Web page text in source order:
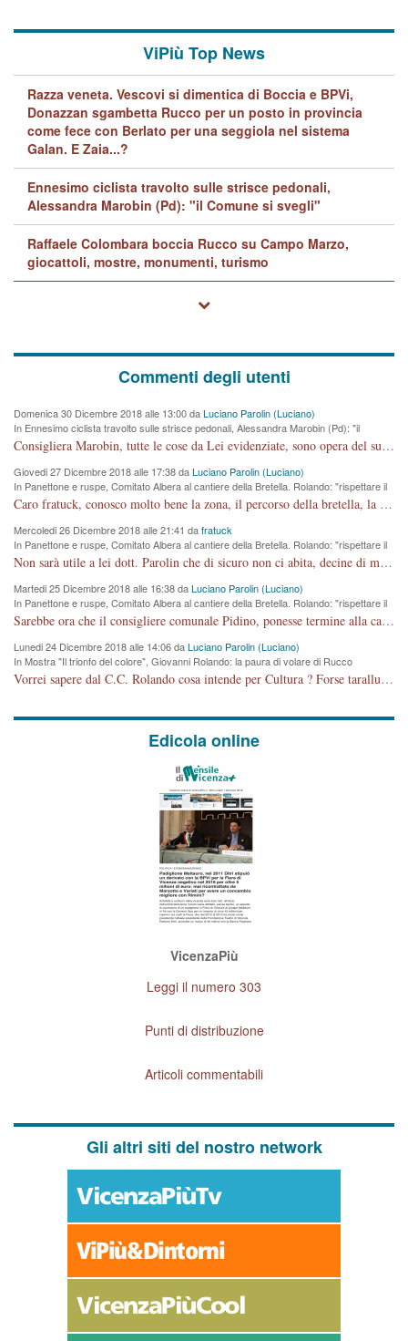
ViPiù Top News
Razza veneta. Vescovi si dimentica di Boccia e BPVi,
Donazzan sgambetta Rucco per un posto in provincia
come fece con Berlato per una seggiola nel sistema
Galan. E Zaia...?
Ennesimo ciclista travolto sulle strisce pedonali,
Alessandra Marobin (Pd): "il Comune si svegli"
Raffaele Colombara boccia Rucco su Campo Marzo,
giocattoli, mostre, monumenti, turismo
Commenti degli utenti
Domenica 30 Dicembre 2018 alle 13:00 daLuciano Parolin (Luciano)
In Ennesimo ciclista travolto sulle strisce pedonali, Alessandra Marobin (Pd): "il
Comune si svegli"
Consigliera Marobin, tutte le cose da Lei evidenziate, sono opera del suo ex Assessore e compagno di Partito Antonio Marco Dalla Pozza Assessore alla "progettazione" di piste ciclabili e altre porcherie. A lui manderei il conto da saldare per incidenti e danni alle persone. E' ora che "finiamola." Avete perso rassegnatevi. qui IL SINDACO RUCCO NON C'ENTRA PER NIENTE. CAPITO!!!!!!!! Amen.
Giovedi 27 Dicembre 2018 alle 17:38 daLuciano Parolin (Luciano)
In Panettone e ruspe, Comitato Albera al cantiere della Bretella. Rolando: "rispettare il
cronoprogramma"
Caro fratuck, conosco molto bene la zona, il percorso della bretella, la situazione dei cittadini, abito in Viale Trento. A partire dal 2003 ho partecipato al Comitato di Maddalene pro bretella, e a riunioni propositive per apportare modifiche al progetto. Numerose mie foto del territorio sono arrivate a Roma, altri miei interventi (non graditi dalla Sx) sono stati pubblicati dal GdV, assieme ad altri come Ciro Asproso, ora favorevole alla bretella. Ho partecipato alla raccolta firme per la chiusura della strada x 5 giorni eseguita dal Sindaco Hullwech per sforamento 180 Micro/g. Pertanto come impegno per la tematica sono apposto con la coscienza. Ora il Progetto è partito, fine! Voglio dire che la nuova Giunta "comunale" non c'entra più. L'opera sarà "malauguratamente" eseguita, ma non con il mio placet. Il Consigliere Comunale dovrebbe capire che la campagna elettorale è finita, con buona pace di tutti. Quello che invece dovrebbe interessare è la proprietà della strada, dall'uscita autostradale Ovest, sino alla Rotatoria dell'Albara, vi sono tre possessori: Autostrade SpA; La Provincia, il Comune. Come la mettiamo per il futuro ? I costi, da 50 sono saliti a 100 milioni di € come dire 20 milioni a KM (!) da non credere. Comunque si farà. Ma nessuno canti Vittoria, anzi meglio non farne un ulteriore fatto "partitico" per questioni elettorali o di seggio. Se mi manda la sua mail, sono disponibile ad inviare i documenti e le foto sopra descritte. Con ossequi, Luciano Parolin
Mercoledi 26 Dicembre 2018 alle 21:41 dafratuck
In Panettone e ruspe, Comitato Albera al cantiere della Bretella. Rolando: "rispettare il
cronoprogramma"
Non sarà utile a lei dott. Parolin che di sicuro non ci abita, decine di migliaia di TIR, automobili e padroncini che passano quotidianamente per una strada appena rotabile, non è più possibile stendere i panni, attraversare la strada senza rischiare la morte, le case stanno crepando, i tempi sono cambiati e la bretella non passerà assolutamente per maddalene (ma cosa sta a dire?!), dia invece responsabilità a chi ha costruito tagliando la strada che doveva invece terminare a isola vicentina e non al moracchino lasciando Motta di Costabissara ancora in panne di traffico. I tempi sono cambiati dottore e se l'anagrafe della vita stagna nell'essere umano impressioni conservatrici, la società non le considera perchè va avanti, si industrializza e ha bisogno di infrastrutture e di sviluppo. Ultima considerazione, se è geloso di Rolando perchè vede in lui solo campagne politiche mentre si difendono i SOLI diritti dei cittadini, la preghiamo faccia considerazioni più appropriate. Saluti e complimenti per i suoi scritti.
Martedi 25 Dicembre 2018 alle 16:38 daLuciano Parolin (Luciano)
In Panettone e ruspe, Comitato Albera al cantiere della Bretella. Rolando: "rispettare il
cronoprogramma"
Sarebbe ora che il consigliere comunale Pidino, ponesse termine alla campagna elettorale nel territorio del suo seggio Villaggio del Sole. La tiraca è iniziata, distruggerà 6 km di prateria ovest della città, ricca di fonti e sorgenti d'acqua. I cittadini di Maddalene non avranno più Pace la notte. Molta colpa per la costruzione di questa Strada è proprio del signor Rolando,dei suoi gazebo mobili e che vuol far passare questa opera VANDALICA come progetto "utile" a chi ? Non è cosa seria sig. Rolando!
Lunedi 24 Dicembre 2018 alle 14:06 daLuciano Parolin (Luciano)
In Mostra "Il trionfo del colore", Giovanni Rolando: la paura di volare di Rucco
Vorrei sapere dal C.C. Rolando cosa intende per Cultura ? Forse tarallucci, vino e sagre, o spaghetti tricolori del PD ? Il continuo (s)parlare della mostra a Palazzo Chiericati caro consigliere DANNEGGIA FORTEMENTE l'immagine della città TUTTA e fa deviare i consensi che in RUSSIA (badi bene ex U.R.S.S.) sono ECCELLENTI. A livello artistico l'evento è di alta Valenza culturale, COMPITO di Tutta la Cittadinanza fare il possibile per propagandare l'iniziativa senza farne UN CASO PARTITICO come fa Lei da sempre. Meno Gazebo + Partecipazione! E così sia. Amen.
Edicola online
VicenzaPiù
Leggi il numero 303
Punti di distribuzione
Articoli commentabili
Gli altri siti del nostro network